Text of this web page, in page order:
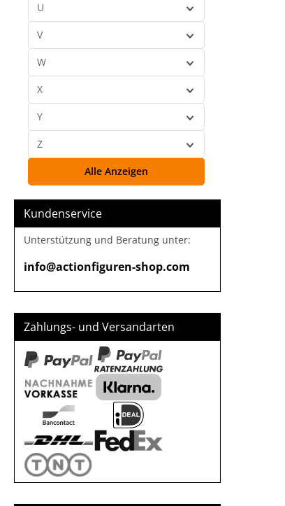
U
V
W
X
Y
Z
Alle Anzeigen
Kundenservice
Unterstützung und Beratung unter:
info@actionfiguren-shop.com
Zahlungs- und Versandarten